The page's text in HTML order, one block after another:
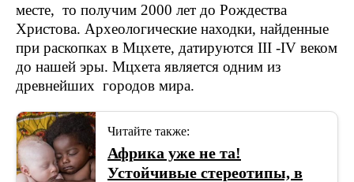
месте, то получим 2000 лет до Рождества
Христова. Археологические находки, найденные
при раскопках в Мцхете, датируются III -IV веком
до нашей эры. Мцхета является одним из
древнейших городов мира.
Читайте также:
Африка уже не та!
Устойчивые стереотипы, в